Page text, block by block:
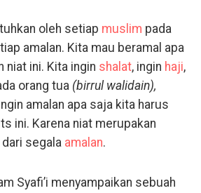
oleh setiap muslim pada
amalan. Kita mau beramal apa
niat ini. Kita ingin shalat, ingin haji,
orang tua (birrul walidain),
amalan apa saja kita harus
ini. Karena niat merupakan
segala amalan.
Syafi’i menyampaikan sebuah